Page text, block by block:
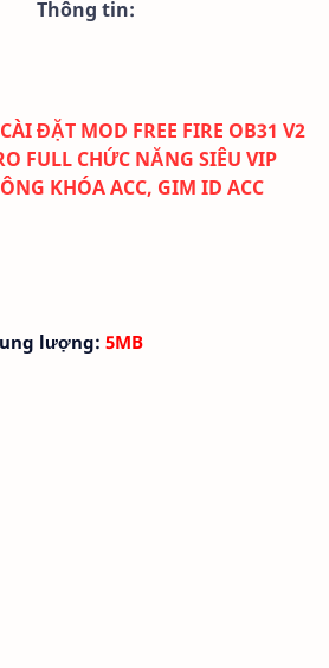
Thông tin:
ĐẶT MOD FREE FIRE OB31 V2
FULL CHỨC NĂNG SIÊU VIP
KHÓA ACC, GIM ID ACC
lượng: 5MB